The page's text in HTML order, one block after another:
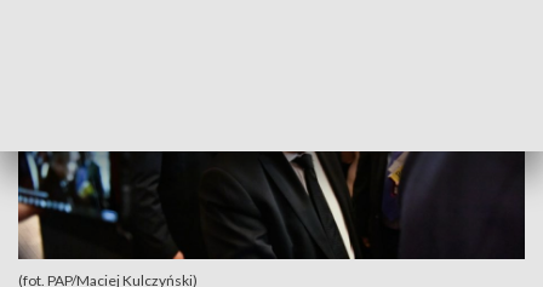
(fot. PAP/Maciej Kulczyński)